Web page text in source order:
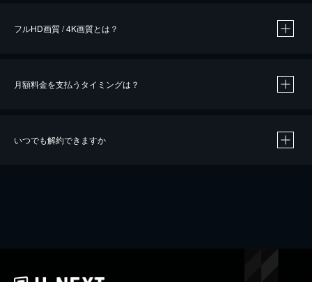
※40％ポイント還元の対象は、クレジットカード決済による作品の購入 / レンタルです。
iOSアプリのUコイン決済による作品の購入 / レンタルは、20％のポイント還元です。
フルHD画質 / 4K画質とは？
月額料金を支払うタイミングは？
いつでも解約できますか